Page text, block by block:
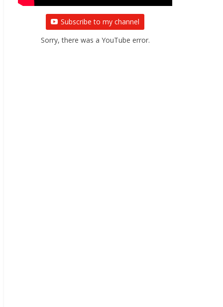
Subscribe to my channel
Sorry, there was a YouTube error.